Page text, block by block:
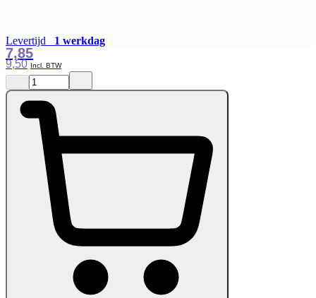
Levertijd 1 werkdag
9,50
7,85